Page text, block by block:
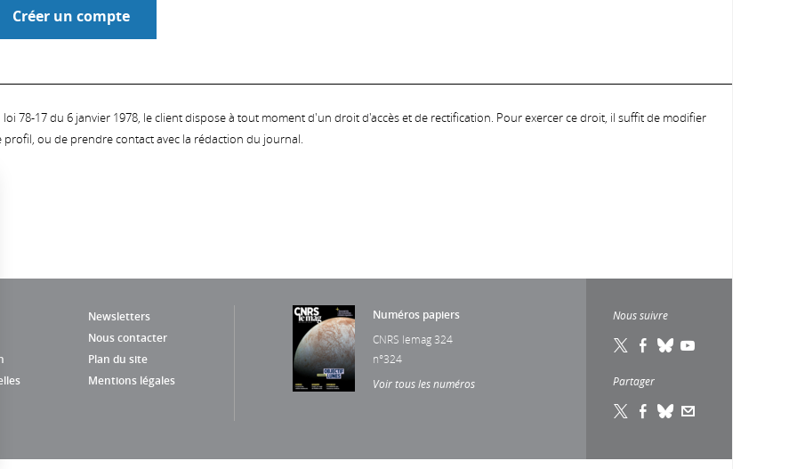
78-17 du 6 janvier 1978, le client dispose à tout moment d'un droit d'accès et de rectification. Pour exercer ce droit, il suffit de modifier
ou de prendre contact avec la rédaction du journal.
Newsletters
Nous contacter
Plan du site
Mentions légales
Numéros papiers
CNRS lemag 324
n°324
Voir tous les numéros
Nous suivre
Partager